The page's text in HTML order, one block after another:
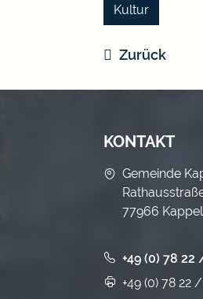
Kultur
Zurück
KONTAKT
Gemeinde
77966
+49 (0) 78
+49 (0) 78 22